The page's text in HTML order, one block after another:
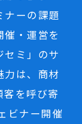
ナーの課題
・運営を
セミ」のサ
力は、商材
を呼び寄
ビナー開催